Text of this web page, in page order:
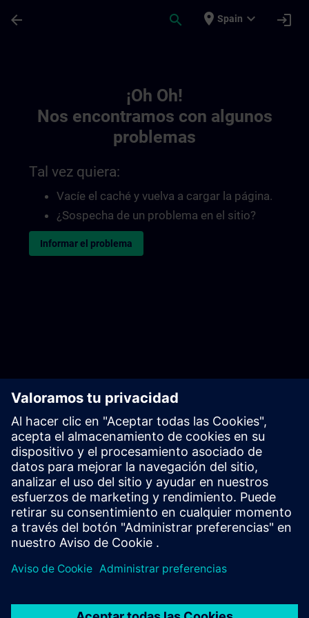
arrow_back search place Spain expand_more login
¡Oh Oh!
Nos encontramos con algunos
problemas
Tal vez quiera:
Vacíe el caché y vuelva a cargar la página.
¿Sospecha de un problema en el sitio?
Informar el problema